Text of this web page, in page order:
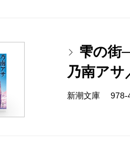
雫の街
乃南アサ
新潮文庫